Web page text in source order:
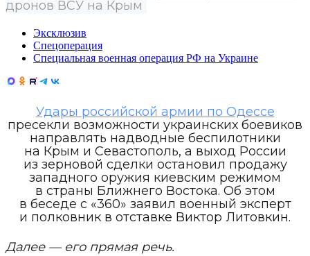
дронов ВСУ на Крым
Эксклюзив
Спецоперация
Специальная военная операция РФ на Украине
Удары российской армии по Одессе
пресекли возможности украинских боевиков
направлять надводные беспилотники
на Крым и Севастополь, а выход России
из зерновой сделки остановил продажу
западного оружия киевским режимом
в страны Ближнего Востока. Об этом
в беседе с «360» заявил военный эксперт
и полковник в отставке Виктор Литовкин.
Далее — его прямая речь.